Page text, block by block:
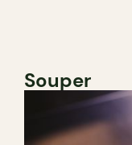
Souper